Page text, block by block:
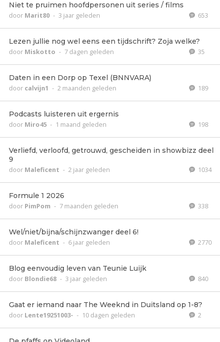
Niet te pruimen hoofdpersonen uit series / films
door Marit80 - 3 jaar geleden 653
Lezen jullie nog wel eens een tijdschrift? Zoja welke?
door Miskotto - 7 dagen geleden 35
Daten in een Dorp op Texel (BNNVARA)
door calvijn1 - 2 maanden geleden 189
Podcasts luisteren uit ergernis
door Miro45 - 1 maand geleden 198
Verliefd, verloofd, getrouwd, gescheiden in showbizz deel
9
door Maleficent - 2 jaar geleden 1034
Formule 1 2026
door PimPom - 7 maanden geleden 338
Wel/niet/bijna/schijnzwanger deel 6!
door Maleficent - 6 jaar geleden 2770
Blog eenvoudig leven van Teunie Luijk
door Blondie68 - 3 jaar geleden 840
Gaat er iemand naar The Weeknd in Duitsland op 1-8?
door Lente19251003- - 10 dagen geleden 2